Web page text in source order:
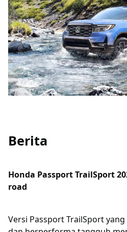
Berita
Honda Passport TrailSport
road
Versi Passport TrailSport